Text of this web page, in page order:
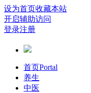
设为首页收藏本站
开启辅助访问
登录注册
首页Portal
养生
中医